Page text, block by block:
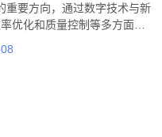
重要方向，通过数字技术与新
优化和质量控制等多方面优
，不断提高加工服务能力